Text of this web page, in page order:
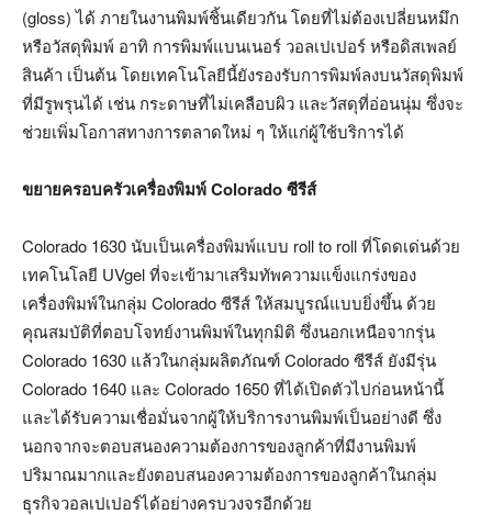
(gloss) ได้ ภายในงานพิมพ์ชิ้นเดียวกัน โดยที่ไม่ต้องเปลี่ยนหมึก
หรือวัสดุพิมพ์ อาทิ การพิมพ์แบนเนอร์ วอลเปเปอร์ หรือดิสเพลย์
สินค้า เป็นต้น โดยเทคโนโลยีนี้ยังรองรับการพิมพ์ลงบนวัสดุพิมพ์
ที่มีรูพรุนได้ เช่น กระดาษที่ไม่เคลือบผิว และวัสดุที่อ่อนนุ่ม ซึ่งจะ
ช่วยเพิ่มโอกาสทางการตลาดใหม่ ๆ ให้แก่ผู้ใช้บริการได้
ขยายครอบครัวเครื่องพิมพ์Colorado ซีรีส์
Colorado 1630 นับเป็นเครื่องพิมพ์แบบ roll to roll ที่โดดเด่นด้วย
เทคโนโลยี UVgel ที่จะเข้ามาเสริมทัพความแข็งแกร่งของ
เครื่องพิมพ์ในกลุ่ม Colorado ซีรีส์ ให้สมบูรณ์แบบยิ่งขึ้น ด้วย
คุณสมบัติที่ตอบโจทย์งานพิมพ์ในทุกมิติ ซึ่งนอกเหนือจากรุ่น
Colorado 1630 แล้วในกลุ่มผลิตภัณฑ์ Colorado ซีรีส์ ยังมีรุ่น
Colorado 1640 และ Colorado 1650 ที่ได้เปิดตัวไปก่อนหน้านี้
และได้รับความเชื่อมั่นจากผู้ให้บริการงานพิมพ์เป็นอย่างดี ซึ่ง
นอกจากจะตอบสนองความต้องการของลูกค้าที่มีงานพิมพ์
ปริมาณมากและยังตอบสนองความต้องการของลูกค้าในกลุ่ม
ธุรกิจวอลเปเปอร์ได้อย่างครบวงจรอีกด้วย